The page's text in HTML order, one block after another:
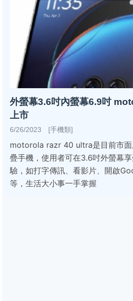
外螢幕3.6吋內螢幕6.9吋
上市
6/26/2023 [手機類]
motorola razr 40 ultra是目前市面
疊手機，使用者可在3.6吋外螢幕
驗，如打字傳訊、看影片、開啟
等，生活大小事一手掌握